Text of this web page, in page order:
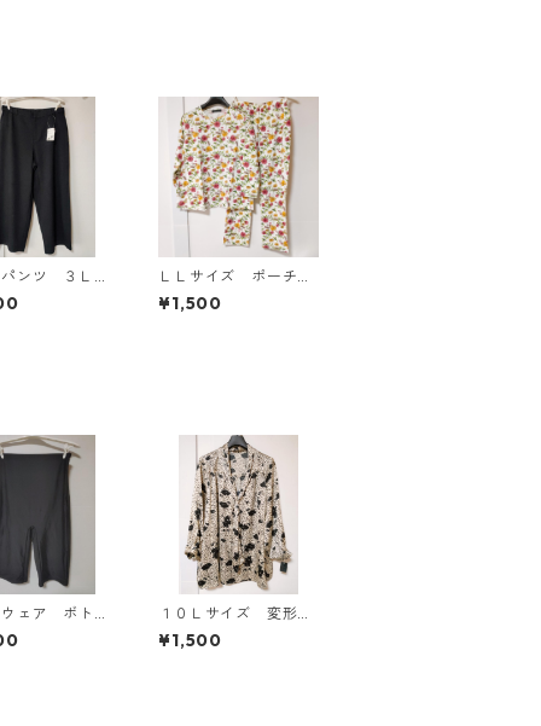
パンツ ３Ｌ
ク KAE-4697
ＬＬサイズ ポーチ付
き 綿１００％ 花
柄 トラベルパジャ
¥1,500
ウェア ボト
ブラック
１０Ｌサイズ 変形ド
ット 花柄 ボウタイ
ブラウス オフホワイ
¥1,500